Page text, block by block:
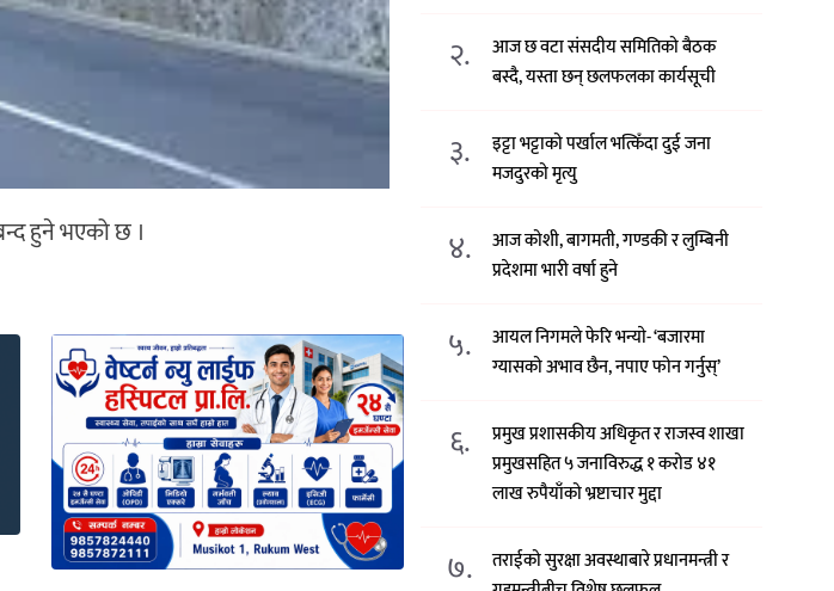
हुने भएको छ ।
२.
आज छ वटा संसदीय समितिको बैठक
बस्दै, यस्ता छन् छलफलका कार्यसूची
३.
इट्टा भट्टाको पर्खाल भत्किँदा दुई जना
मजदुरको मृत्यु
४.
आज कोशी, बागमती, गण्डकी र लुम्बिनी
प्रदेशमा भारी वर्षा हुने
५.
आयल निगमले फेरि भन्याे- ‘बजारमा
ग्यासको अभाव छैन, नपाए फोन गर्नुस्’
६.
प्रमुख प्रशासकीय अधिकृत र राजस्व शाखा
प्रमुखसहित ५ जनाविरुद्ध १ करोड ४१
लाख रुपैयाँको भ्रष्टाचार मुद्दा
७.
तराईको सुरक्षा अवस्थाबारे प्रधानमन्त्री र